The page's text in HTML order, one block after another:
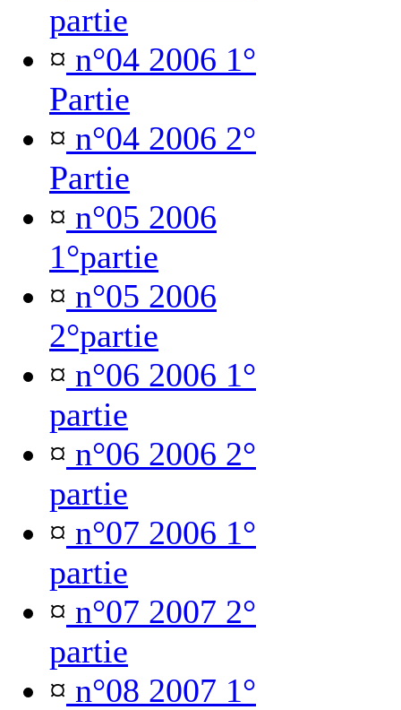
partie
¤ n°04 2006 1°
Partie
¤ n°04 2006 2°
Partie
¤ n°05 2006
1°partie
¤ n°05 2006
2°partie
¤ n°06 2006 1°
partie
¤ n°06 2006 2°
partie
¤ n°07 2006 1°
partie
¤ n°07 2007 2°
partie
¤ n°08 2007 1°